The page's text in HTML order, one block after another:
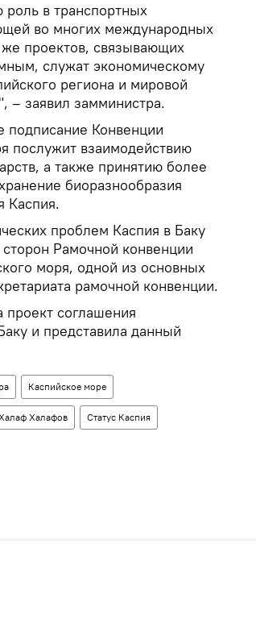
роль в транспортных
во многих международных
проектов, связывающих
служат экономическому
региона и мировой
– заявил замминистра.
подписание Конвенции
послужит взаимодействию
а также принятию более
биоразнообразия
Каспия.
проблем Каспия в Баку
Рамочной конвенции
моря, одной из основных
рамочной конвенции.
проект соглашения
и представила данный
Каспийское море
Халафов Статус Каспия